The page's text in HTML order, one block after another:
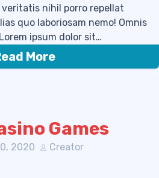
nihil porro repellat
quo laboriosam nemo! Omnis
ipsum dolor sit…
More
Games
2020 Creator